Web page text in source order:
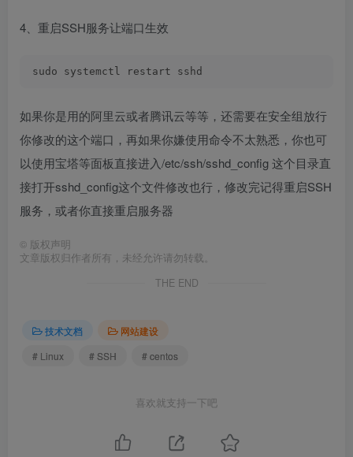
4、重启SSH服务让端口生效
sudo systemctl restart sshd
如果你是用的阿里云或者腾讯云等等，还需要在安全组放行
你修改的这个端口，再如果你嫌使用命令不太熟悉，你也可
以使用宝塔等面板直接进入/etc/ssh/sshd_config 这个目录直
接打开sshd_config这个文件修改也行，修改完记得重启SSH
服务，或者你直接重启服务器
© 版权声明
文章版权归作者所有，未经允许请勿转载。
THE END
技术文档
网站建设
# Linux
# SSH # centos
喜欢就支持一下吧